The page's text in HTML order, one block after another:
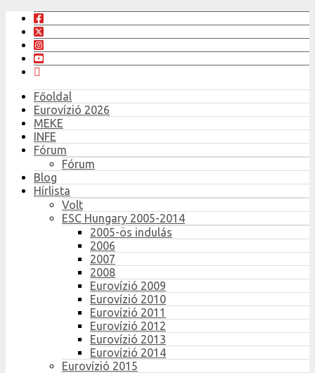
Főoldal
Eurovízió 2026
MEKE
INFE
Fórum
Fórum
Blog
Hírlista
Volt
ESC Hungary 2005-2014
2005-ös indulás
2006
2007
2008
Eurovízió 2009
Eurovízió 2010
Eurovízió 2011
Eurovízió 2012
Eurovízió 2013
Eurovízió 2014
Eurovízió 2015